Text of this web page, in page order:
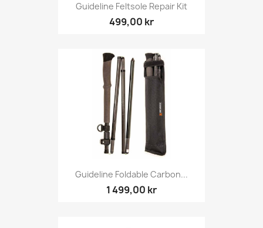
Guideline Feltsole Repair Kit
499,00 kr
Guideline Foldable Carbon...
1 499,00 kr